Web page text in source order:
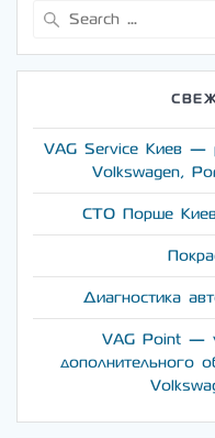
VAG Service Киев —
Volkswagen,
СТО Порше
Диагностика
VAG Point —
дополнительного